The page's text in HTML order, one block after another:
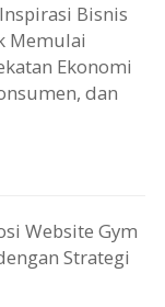
Bisnis
Memulai
Ekonomi
dan
Website Gym
Strategi